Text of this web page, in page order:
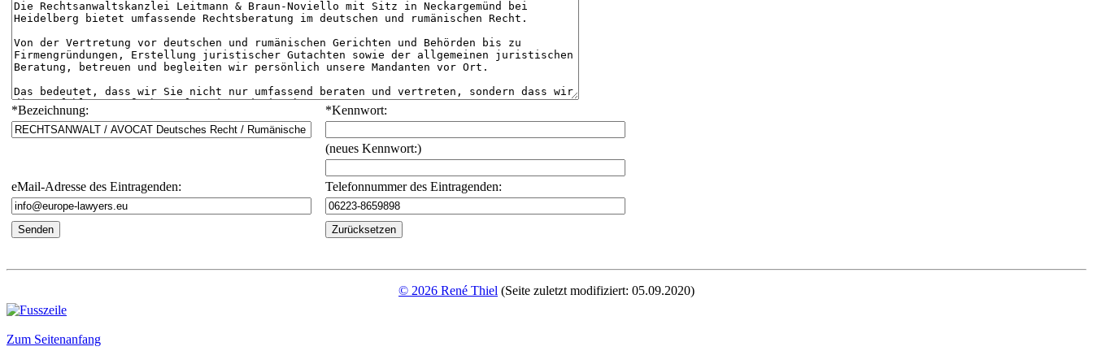
*Bezeichnung: *Kennwort:
(neues Kennwort:)
eMail-Adresse des Eintragenden: Telefonnummer des Eintragenden:
© 2026 René Thiel (Seite zuletzt modifiziert: 05.09.2020)
Zum Seitenanfang